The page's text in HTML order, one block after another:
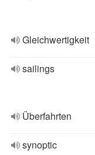
Gleichwertigkeit
sailings
Überfahrten
synoptic